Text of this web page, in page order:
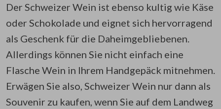
Der Schweizer Wein ist ebenso kultig wie Käse
oder Schokolade und eignet sich hervorragend
als Geschenk für die Daheimgebliebenen.
Allerdings können Sie nicht einfach eine
Flasche Wein in Ihrem Handgepäck mitnehmen.
Erwägen Sie also, Schweizer Wein nur dann als
Souvenir zu kaufen, wenn Sie auf dem Landweg